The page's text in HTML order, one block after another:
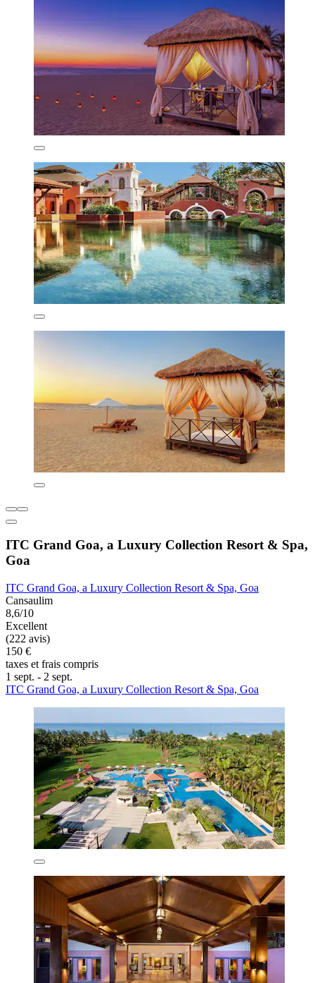
ITC Grand Goa, a Luxury Collection Resort & Spa,
Goa
ITC Grand Goa, a Luxury Collection Resort & Spa, Goa
Cansaulim
8,6/10
Excellent
(222 avis)
150 €
taxes et frais compris
1 sept. - 2 sept.
ITC Grand Goa, a Luxury Collection Resort & Spa, Goa